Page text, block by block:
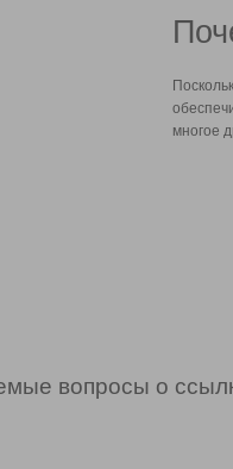
многое
вопросы о